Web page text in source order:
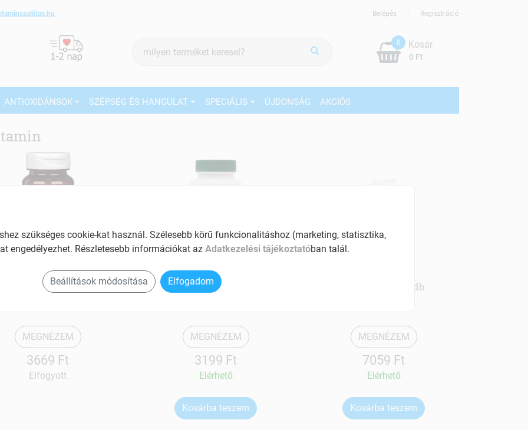
Regisztráció
Belépés
keresés
0
0 Ft
Kosár
ANTIOXIDÁNSOK SZÉPSÉG ÉS HANGULAT SPECIÁLIS ÚJDONSÁG AKCIÓS
Vitaking
trio (mg, d vitamin, k2)
MEGNÉZEM
3669 Ft
Elfogyott
Vitamin Station
D3-vitamin 90 db
MEGNÉZEM
3199 Ft
Elérhetõ
Kosárba teszem
Vitamin d3 150 db
MEGNÉZEM
7059 Ft
Elérhetõ
Kosárba teszem
szükséges cookie-kat használ. Szélesebb körű funkcionalitáshoz (marketing, statisztika,
engedélyezhet. Részletesebb információkat az Adatkezelési tájékoztatóban talál.
Beállítások módosítása Elfogadom